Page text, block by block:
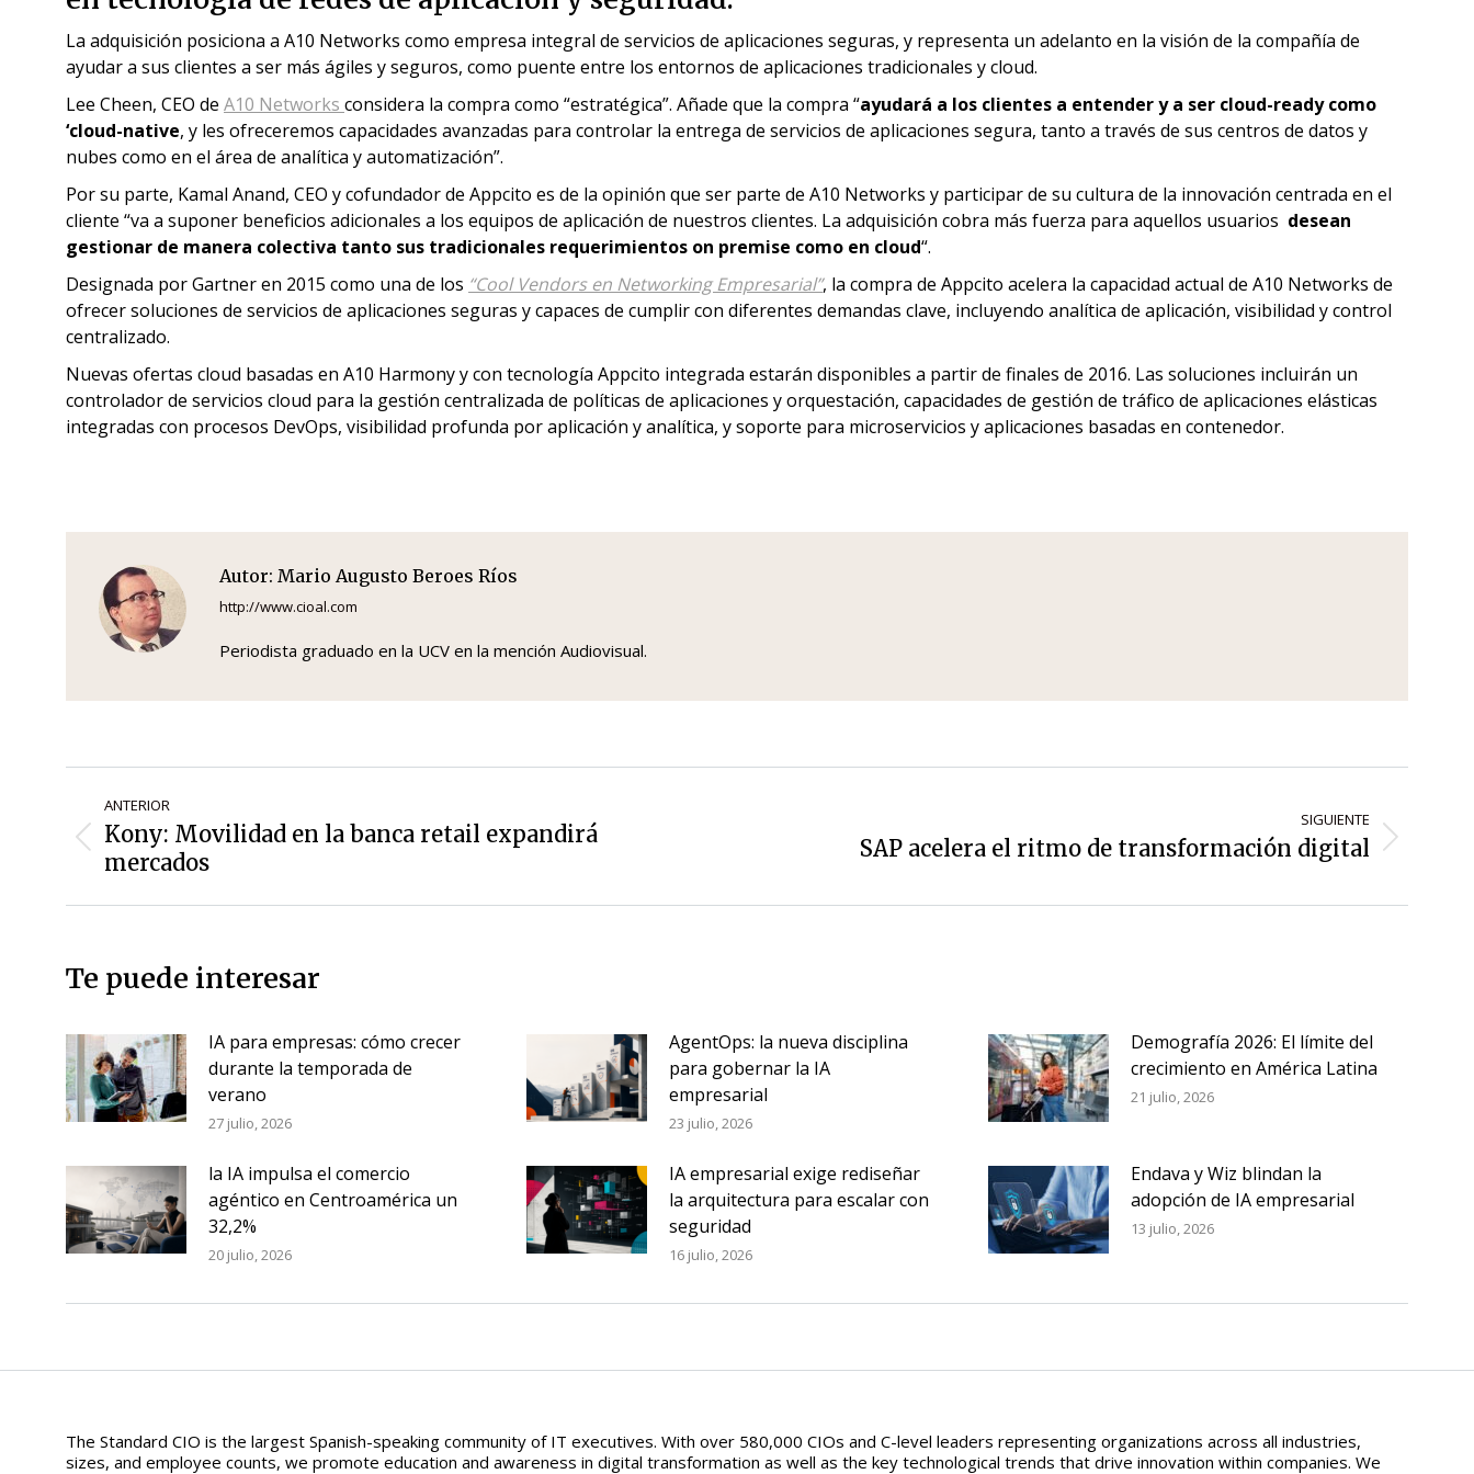
La adquisición posiciona a A10 Networks como empresa integral de servicios de aplicaciones seguras, y representa un adelanto en la visión de la compañía de
ayudar a sus clientes a ser más ágiles y seguros, como puente entre los entornos de aplicaciones tradicionales y cloud.
Lee Cheen, CEO de A10 Networks considera la compra como “estratégica”. Añade que la compra “ayudará a los clientes a entender y a ser cloud-ready como
‘cloud-native, y les ofreceremos capacidades avanzadas para controlar la entrega de servicios de aplicaciones segura, tanto a través de sus centros de datos y
nubes como en el área de analítica y automatización”.
Por su parte, Kamal Anand, CEO y cofundador de Appcito es de la opinión que ser parte de A10 Networks y participar de su cultura de la innovación centrada en el
cliente “va a suponer beneficios adicionales a los equipos de aplicación de nuestros clientes. La adquisición cobra más fuerza para aquellos usuarios desean
gestionar de manera colectiva tanto sus tradicionales requerimientos on premise como en cloud“.
Designada por Gartner en 2015 como una de los “Cool Vendors en Networking Empresarial”, la compra de Appcito acelera la capacidad actual de A10 Networks de
ofrecer soluciones de servicios de aplicaciones seguras y capaces de cumplir con diferentes demandas clave, incluyendo analítica de aplicación, visibilidad y control
centralizado.
Nuevas ofertas cloud basadas en A10 Harmony y con tecnología Appcito integrada estarán disponibles a partir de finales de 2016. Las soluciones incluirán un
controlador de servicios cloud para la gestión centralizada de políticas de aplicaciones y orquestación, capacidades de gestión de tráfico de aplicaciones elásticas
integradas con procesos DevOps, visibilidad profunda por aplicación y analítica, y soporte para microservicios y aplicaciones basadas en contenedor.
Autor: Mario Augusto Beroes Ríos
http://www.cioal.com
Periodista graduado en la UCV en la mención Audiovisual.
de
entradas
ANTERIOR
Entrada
anterior:
Kony: Movilidad en la banca retail expandirá
mercados
SIGUIENTE
SAP acelera el ritmo de transformación digital
Te puede interesar
IA para empresas: cómo crecer
durante la temporada de
verano
27 julio, 2026
AgentOps: la nueva disciplina
para gobernar la IA
empresarial
23 julio, 2026
Demografía 2026: El límite del
crecimiento en América Latina
21 julio, 2026
la IA impulsa el comercio
agéntico en Centroamérica un
32,2%
20 julio, 2026
IA empresarial exige rediseñar
la arquitectura para escalar con
seguridad
16 julio, 2026
Endava y Wiz blindan la
adopción de IA empresarial
13 julio, 2026
The Standard CIO is the largest Spanish-speaking community of IT executives. With over 580,000 CIOs and C-level leaders representing organizations across all industries,
sizes, and employee counts, we promote education and awareness in digital transformation as well as the key technological trends that drive innovation within companies. We